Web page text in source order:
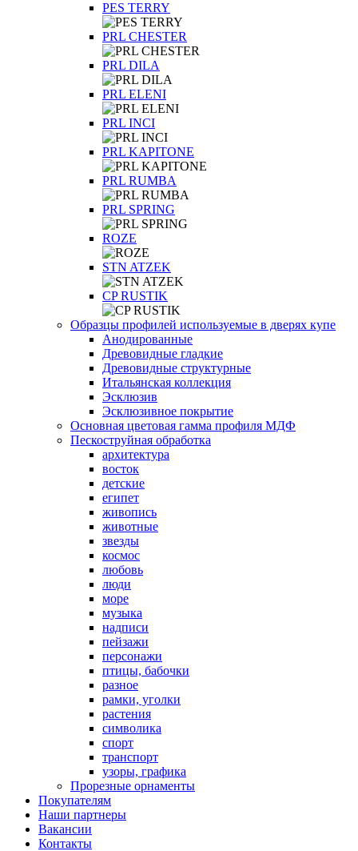
PES TERRY
PRL CHESTER
PRL DILA
PRL ELENI
PRL INCI
PRL KAPITONE
PRL RUMBA
PRL SPRING
ROZE
STN ATZEK
СP RUSTIK
Образцы профилей используемые в дверях купе
Анодированные
Древовидные гладкие
Древовидные структурные
Итальянская коллекция
Эсклюзив
Эсклюзивное покрытие
Основная цветовая гамма профиля МДФ
Пескоструйная обработка
архитектура
восток
детские
египет
живопись
животные
звезды
космос
любовь
люди
море
музыка
надписи
пейзажи
персонажи
птицы, бабочки
разное
рамки, уголки
растения
символика
спорт
транспорт
узоры, графика
Прорезные орнаменты
Покупателям
Наши партнеры
Вакансии
Контакты